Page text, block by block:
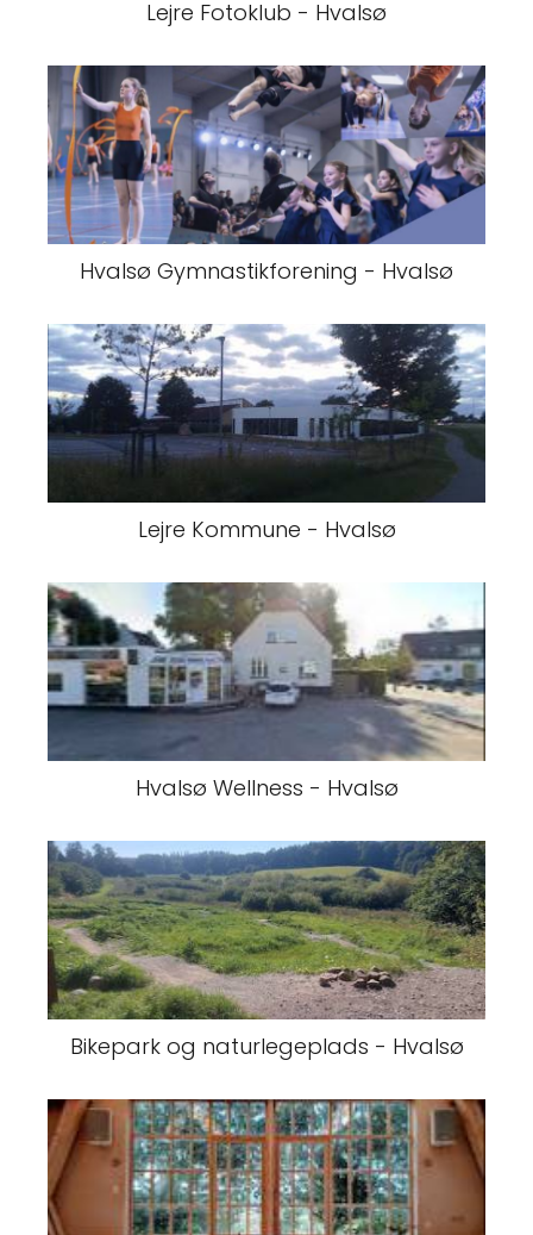
Lejre Fotoklub - Hvalsø
Hvalsø Gymnastikforening - Hvalsø
Lejre Kommune - Hvalsø
Hvalsø Wellness - Hvalsø
Bikepark og naturlegeplads - Hvalsø